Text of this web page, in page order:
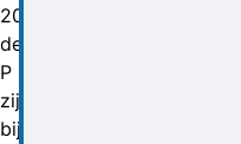
2020
deed
P
zijn
bijnaam